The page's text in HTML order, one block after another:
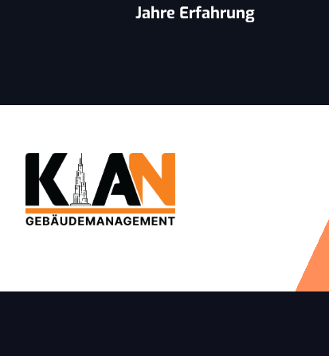
Jahre Erfahrung